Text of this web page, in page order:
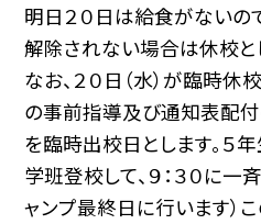
明日２０日は給食がないの
解除されない場合は休校と
なお、２０日（水）が臨時休
の事前指導及び通知表配付
を臨時出校日とします。５
学班登校して、９：３０に一
ャンプ最終日に行います）